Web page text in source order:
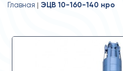
Главная ЭЦВ 10-160-140 нро